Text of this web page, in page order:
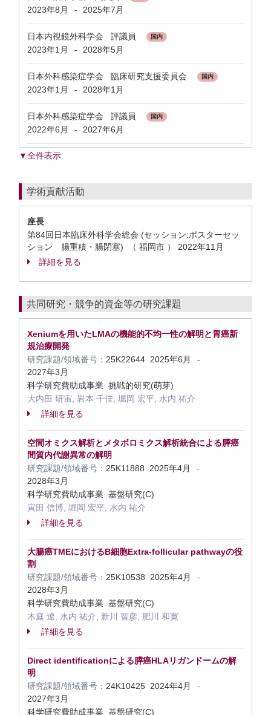
2023年8月 - 2025年7月
日本内視鏡外科学会 評議員 国内
2023年1月 - 2028年5月
日本外科感染症学会 臨床研究支援委員会 国内
2023年1月 - 2028年1月
日本外科感染症学会 評議員 国内
2022年6月 - 2027年6月
▼全件表示
学術貢献活動
座長
第84回日本臨床外科学会総会 (セッション:ポスターセッ
ション 腸重積・腸閉塞) （ 福岡市 ） 2022年11月
詳細を見る
共同研究・競争的資金等の研究課題
Xeniumを用いたLMAの機能的不均一性の解明と胃癌新
規治療開発
研究課題/領域番号： 25K22644 2025年6月 -
2027年3月
科学研究費助成事業 挑戦的研究(萌芽)
大内田 研宙, 岩本 千佳, 堀岡 宏平, 水内 祐介
詳細を見る
空間オミクス解析とメタボロミクス解析統合による膵癌
間質内代謝異常の解明
研究課題/領域番号： 25K11888 2025年4月 -
2028年3月
科学研究費助成事業 基盤研究(C)
寅田 信博, 堀岡 宏平, 水内 祐介
詳細を見る
大腸癌TMEにおけるB細胞Extra-follicular pathwayの役
割
研究課題/領域番号： 25K10538 2025年4月 -
2028年3月
科学研究費助成事業 基盤研究(C)
木庭 遼, 水内 祐介, 新川 智彦, 肥川 和寛
詳細を見る
Direct identificationによる膵癌HLAリガンドームの解
明
研究課題/領域番号： 24K10425 2024年4月 -
2027年3月
科学研究費助成事業 基盤研究(C)